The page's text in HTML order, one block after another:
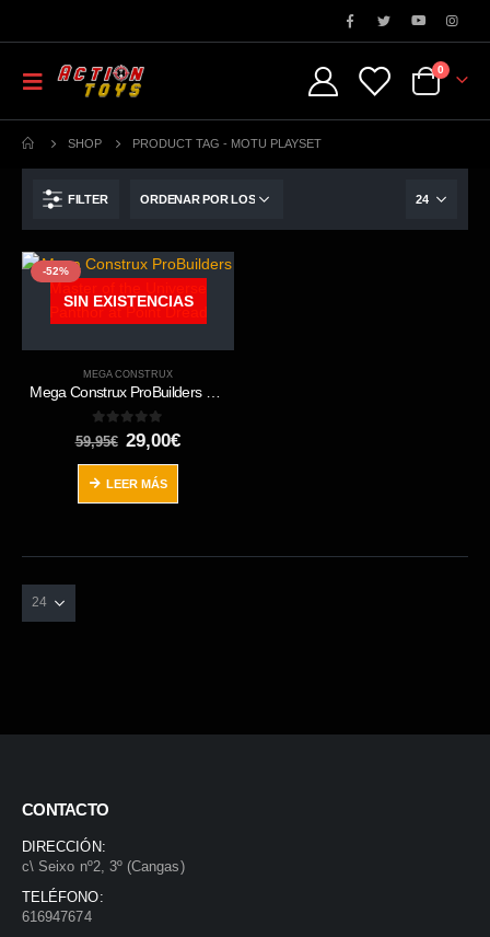
0
SHOP PRODUCT TAG - MOTU PLAYSET
FILTER
-52%
SIN EXISTENCIAS
MEGA CONSTRUX
0out of 5
59,95€ El
precio
original
era:
59,95€.
29,00€El
LEER MÁS
CONTACTO
DIRECCIÓN:
c\ Seixo nº2, 3º (Cangas)
TELÉFONO:
616947674